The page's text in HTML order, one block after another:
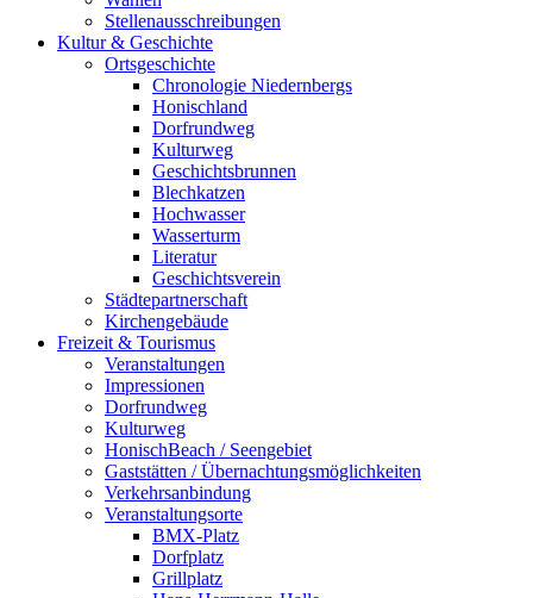
Stellenausschreibungen
Kultur & Geschichte
Ortsgeschichte
Chronologie Niedernbergs
Honischland
Dorfrundweg
Kulturweg
Geschichtsbrunnen
Blechkatzen
Hochwasser
Wasserturm
Literatur
Geschichtsverein
Städtepartnerschaft
Kirchengebäude
Freizeit & Tourismus
Veranstaltungen
Impressionen
Dorfrundweg
Kulturweg
HonischBeach / Seengebiet
Gaststätten / Übernachtungsmöglichkeiten
Verkehrsanbindung
Veranstaltungsorte
BMX-Platz
Dorfplatz
Grillplatz